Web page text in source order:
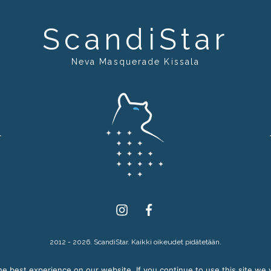
ScandiStar
Neva Masquerade Kissala
InstagramFacebook
2012 - 2026. ScandiStar. Kaikki oikeudet pidätetään.